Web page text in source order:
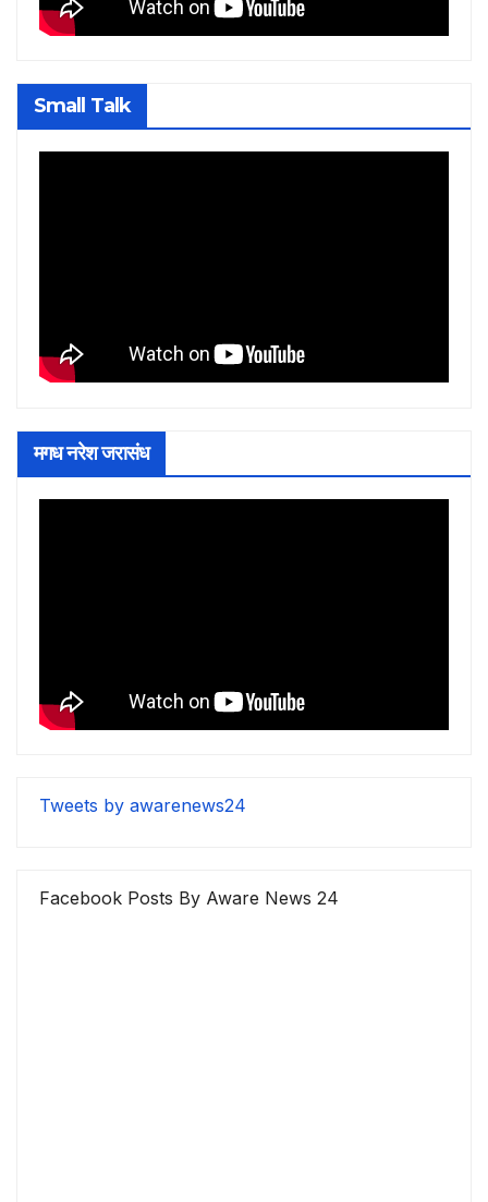
Small Talk
मगध नरेश जरासंध
Tweets by awarenews24
Facebook Posts By Aware News 24